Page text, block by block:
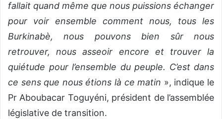
fallait quand même que nous puissions échanger
pour voir ensemble comment nous, tous les
Burkinabè, nous pouvons bien sûr nous
retrouver, nous asseoir encore et trouver la
quiétude pour l’ensemble du peuple. C’est dans
ce sens que nous étions là ce matin », indique le
Pr Aboubacar Toguyéni, président de l’assemblée
législative de transition.